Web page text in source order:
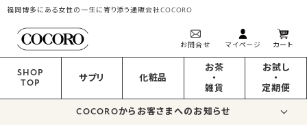
福岡博多にある女性の一生に寄り添う通販会社COCORO
お問合せ マイページ カート
SHOP
TOP
サプリ 化粧品
お茶
・
雑貨
お試し
・
定期便
COCOROからお客さまへのお知らせ